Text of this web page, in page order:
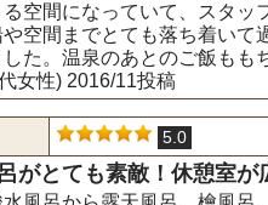
空間になっていて、スタ
空間までとても落ち着いて
した。温泉のあとのご飯もも
女性) 2016/11投稿
5.0
がとても素敵！休憩室